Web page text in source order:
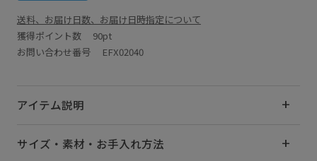
送料、お届け日数、お届け日時指定について
獲得ポイント数 90pt
お問い合わせ番号 EFX02040
アイテム説明
サイズ・素材・お手入れ方法